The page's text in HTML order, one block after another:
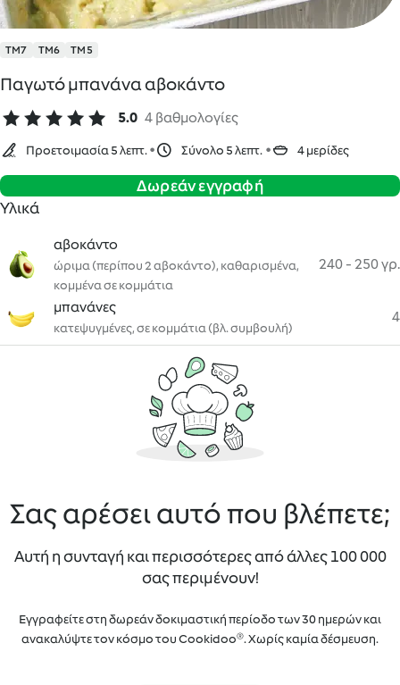
TM7 TM6 TM5
Παγωτό μπανάνα αβοκάντο
5.0 4 βαθμολογίες
Προετοιμασία 5 λεπτ. Σύνολο 5 λεπτ. 4 μερίδες
Δωρεάν εγγραφή
Υλικά
αβοκάντο
ώριμα (περίπου 2 αβοκάντο), καθαρισμένα,
κομμένα σε κομμάτια
240 - 250 γρ.
μπανάνες
κατεψυγμένες, σε κομμάτια (βλ. συμβουλή)
4
Σας αρέσει αυτό που βλέπετε;
Αυτή η συνταγή και περισσότερες από άλλες 100 000
σας περιμένουν!
Εγγραφείτε στη δωρεάν δοκιμαστική περίοδο των 30 ημερών και
ανακαλύψτε τον κόσμο του Cookidoo®. Χωρίς καμία δέσμευση.